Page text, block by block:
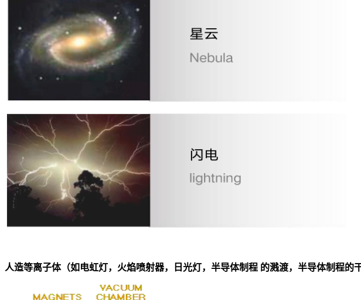
人造等离子体（如电虹灯，火焰喷射器，日光灯，半导体制程 的溅渡，半导体制程的